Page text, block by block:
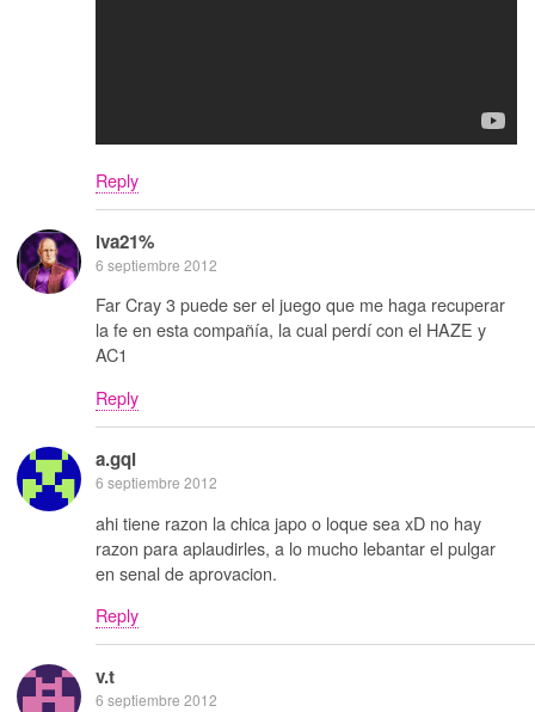
Reply
iva21%
6 septiembre 2012
Far Cray 3 puede ser el juego que me haga recuperar
la fe en esta compañía, la cual perdí con el HAZE y
AC1
Reply
a.gqi
6 septiembre 2012
ahi tiene razon la chica japo o loque sea xD no hay
razon para aplaudirles, a lo mucho lebantar el pulgar
en senal de aprovacion.
Reply
v.t
6 septiembre 2012